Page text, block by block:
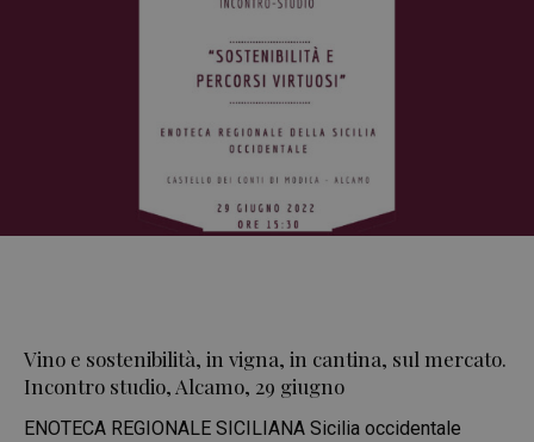
Vino e sostenibilità, in vigna, in cantina, sul mercato.
Incontro studio, Alcamo, 29 giugno
ENOTECA REGIONALE SICILIANA Sicilia occidentale